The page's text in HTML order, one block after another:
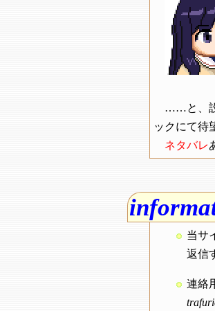
……と、設
ックにて待
ネタバレ
当サ
返信
連絡